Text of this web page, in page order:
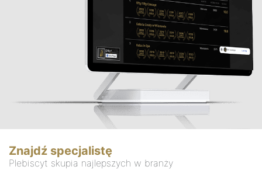
Znajdź specjalistę
Plebiscyt skupia najlepszych w branży